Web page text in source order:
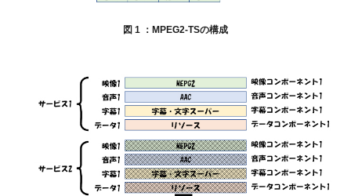
図 1 ：MPEG2-TSの構成